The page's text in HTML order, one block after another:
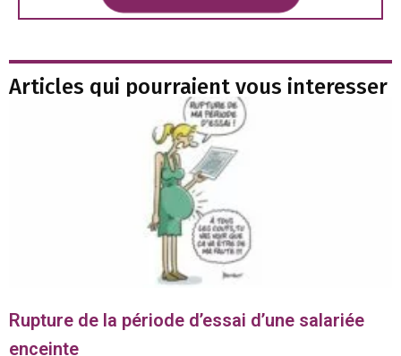
Articles qui pourraient vous interesser
Rupture de la période d’essai d’une salariée
enceinte